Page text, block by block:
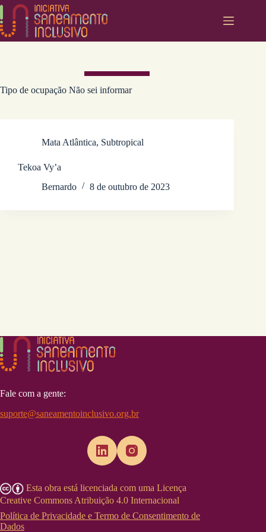
Pular
o
conteúdo
Tipo de ocupação Não sei informar
Mata Atlântica, Subtropical
Tekoa Vy’a
Bernardo
8 de outubro de 2023
Fale com a gente:
suporte@saneamentoinclusivo.org.br
Esta obra está licenciada com uma Licença
Creative Commons Atribuição 4.0 Internacional
Política de Privacidade e Termo de Consentimento de
Dados